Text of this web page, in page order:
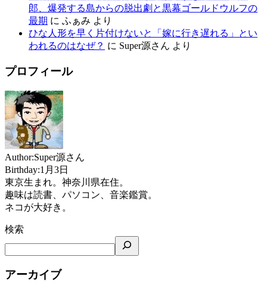
郎、爆発する島からの脱出劇と黒幕ゴールドウルフの
最期 に ふぁみ より
ひな人形を早く片付けないと「嫁に行き遅れる」とい
われるのはなぜ？ に Super源さん より
プロフィール
Author:Super源さん
Birthday:1月3日
東京生まれ。神奈川県在住。
趣味は読書、パソコン、音楽鑑賞。
ネコが大好き。
検索
アーカイブ